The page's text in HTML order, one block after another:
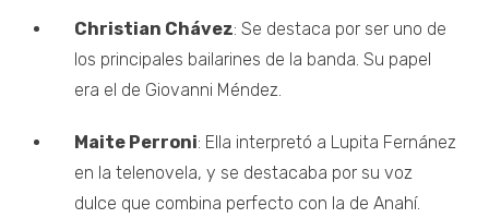
Christian Chávez: Se destaca por ser uno de
los principales bailarines de la banda. Su papel
era el de Giovanni Méndez.
Maite Perroni: Ella interpretó a Lupita Fernánez
en la telenovela, y se destacaba por su voz
dulce que combina perfecto con la de Anahí.